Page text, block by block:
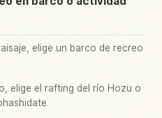
elige un barco de recreo
elige el rafting del río Hozu o